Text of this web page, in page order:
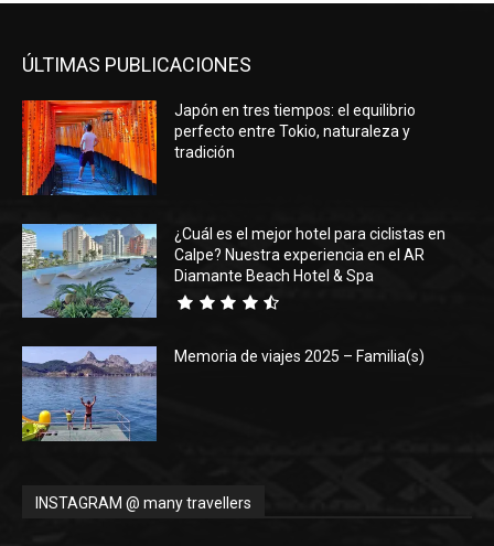
ÚLTIMAS PUBLICACIONES
Japón en tres tiempos: el equilibrio
perfecto entre Tokio, naturaleza y
tradición
¿Cuál es el mejor hotel para ciclistas en
Calpe? Nuestra experiencia en el AR
Diamante Beach Hotel & Spa
Memoria de viajes 2025 – Familia(s)
INSTAGRAM @ many travellers